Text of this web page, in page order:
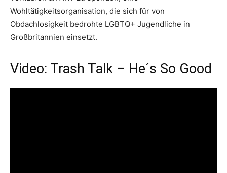
Wohltätigkeitsorganisation, die sich für von
Obdachlosigkeit bedrohte LGBTQ+ Jugendliche in
Großbritannien einsetzt.
Video: Trash Talk – He´s So Good